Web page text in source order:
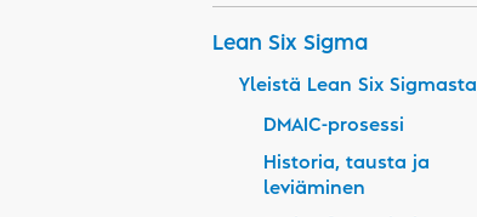
Lean Six Sigma
Yleistä Lean Six Sigmasta
DMAIC-prosessi
Historia, tausta ja
leviäminen